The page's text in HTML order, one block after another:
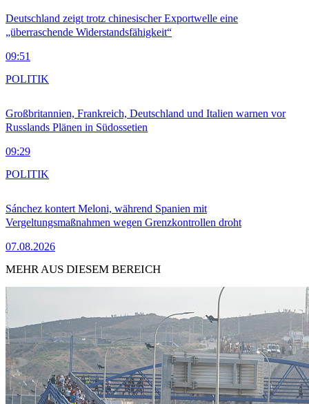
Deutschland zeigt trotz chinesischer Exportwelle eine
„überraschende Widerstandsfähigkeit“
09:51
Großbritannien, Frankreich, Deutschland und Italien warnen vor
Russlands Plänen in Südossetien
09:29
POLITIK
Sánchez kontert Meloni, während Spanien mit
Vergeltungsmaßnahmen wegen Grenzkontrollen droht
07.08.2026
POLITIK
MEHR AUS DIESEM BEREICH